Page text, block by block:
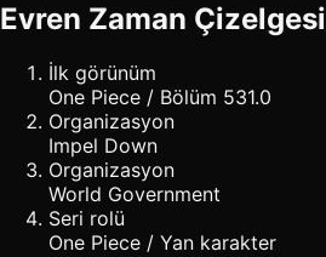
Evren Zaman Çizelgesi
İlk görünüm
One Piece / Bölüm 531.0
Organizasyon
Impel Down
Organizasyon
World Government
Seri rolü
One Piece / Yan karakter